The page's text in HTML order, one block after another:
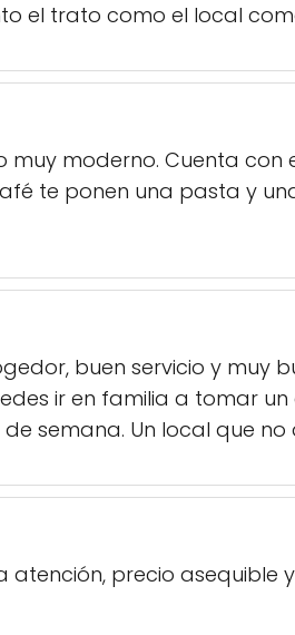
el trato como el local
muy moderno. Cuenta
te ponen una pasta y
buen servicio y muy
ir en familia a tomar
semana. Un local que no
atención, precio asequible